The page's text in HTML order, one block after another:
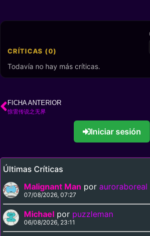
CRÍTICAS (0)
Todavía no hay más críticas.
FICHA ANTERIOR
惊雷传说之无界
Iniciar sesión
Últimas Críticas
Malignant Man por auroraboreal
07/08/2026, 07:27
Michael por puzzleman
06/08/2026, 23:11